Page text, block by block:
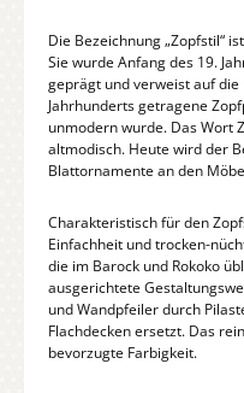
Die Bezeichnung „Zopfstil“
Sie wurde Anfang des 19.
geprägt und verweist auf
Jahrhunderts getragene
unmodern wurde. Das Wort
altmodisch. Heute wird der
Blattornamente an den
Charakteristisch für den
Einfachheit und trocken-
die im Barock und Rokoko
ausgerichtete
und Wandpfeiler durch
Flachdecken ersetzt. Das
bevorzugte Farbigkeit.